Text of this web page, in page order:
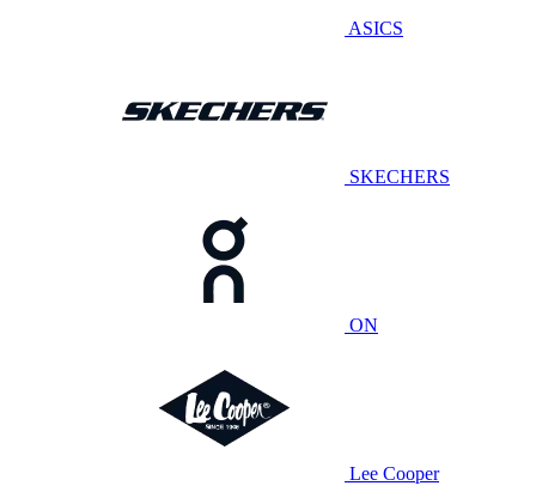
ASICS
SKECHERS
ON
Lee Cooper